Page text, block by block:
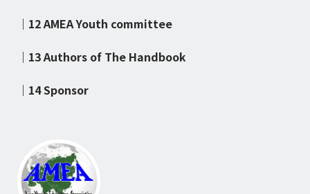
｜12 AMEA Youth committee
｜13 Authors of The Handbook
｜14 Sponsor